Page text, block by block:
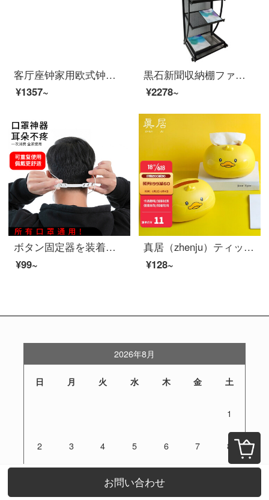
客厅座钟家用欧式钟表老式大气坐台式摆钟电视柜大号摆件书房书桌上的摆件SN8451 复古咖-数字款 10英寸
¥1357~
黒石新聞収納棚ファッション雑誌ラック企業機関広報資料展示棚事務用品J-13
¥2278~
ボタン固定器を装着しています。耳を絞らない子供用のマスクを装着しています。耳圧を減らすために、ヘッドセットを装着しています。耳のサイズを調節できます。
¥99~
真居（zhenju）ティッシュボックス客間多機能デスクトップ茶何抽纸箱リモコン収納ボックスナプキンデスクトップ収納ボックスペン入れトイレロール紙ケース
¥128~
お問い合わせ
2026年8月
日 月 火 水 木 金 土
1
2 3 4 5 6 7 8
11 12 13